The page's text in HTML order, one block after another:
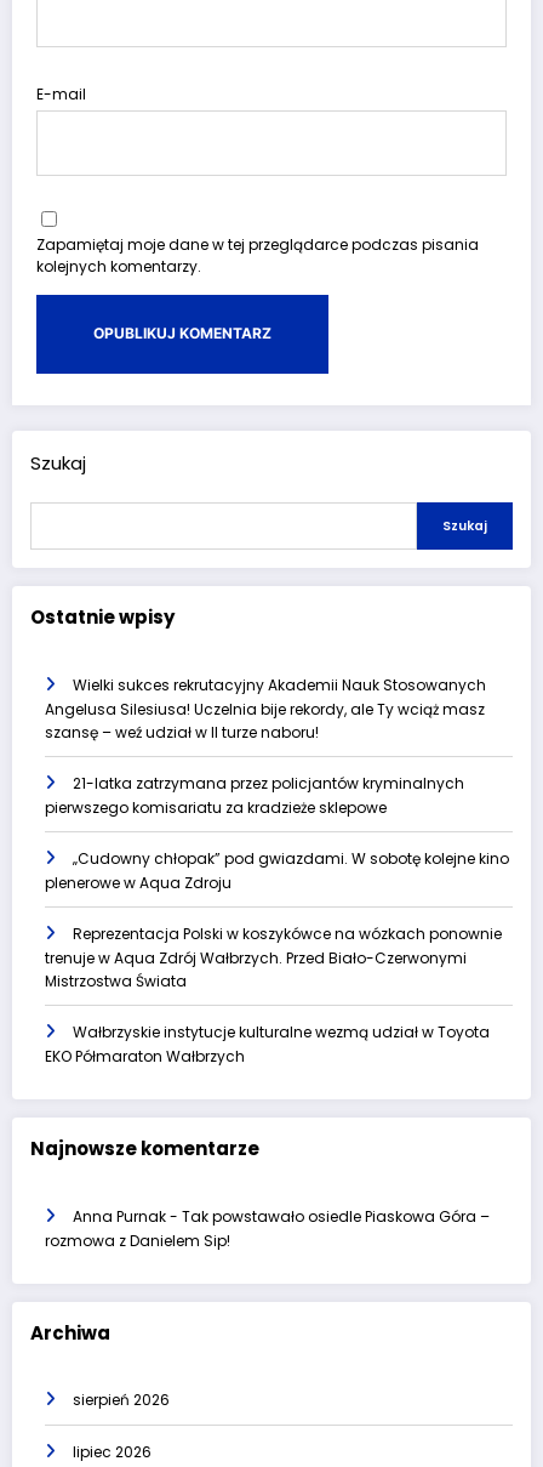
E-mail
Zapamiętaj moje dane w tej przeglądarce podczas pisania
kolejnych komentarzy.
Szukaj
Szukaj
Ostatnie wpisy
Wielki sukces rekrutacyjny Akademii Nauk Stosowanych
Angelusa Silesiusa! Uczelnia bije rekordy, ale Ty wciąż masz
szansę – weź udział w II turze naboru!
21-latka zatrzymana przez policjantów kryminalnych
pierwszego komisariatu za kradzieże sklepowe
„Cudowny chłopak” pod gwiazdami. W sobotę kolejne kino
plenerowe w Aqua Zdroju
Reprezentacja Polski w koszykówce na wózkach ponownie
trenuje w Aqua Zdrój Wałbrzych. Przed Biało-Czerwonymi
Mistrzostwa Świata
Wałbrzyskie instytucje kulturalne wezmą udział w Toyota
EKO Półmaraton Wałbrzych
Najnowsze komentarze
Anna Purnak- Tak powstawało osiedle Piaskowa Góra –
rozmowa z Danielem Sip!
Archiwa
sierpień 2026
lipiec 2026